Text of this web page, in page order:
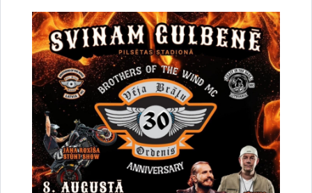
Pamatojoties uz Lauku atbalsta dienesta Ziemeļaustrumu
reģionālās lauksaimniecības pārvaldes lēmumu par projekta
iesniegumu noraidīšanu,Gulbenes novada domes iepirkumu
komisija 2016.gada 29.decembrī nolēmusi pārtraukt
iepirkumu.
Drukāt lapu